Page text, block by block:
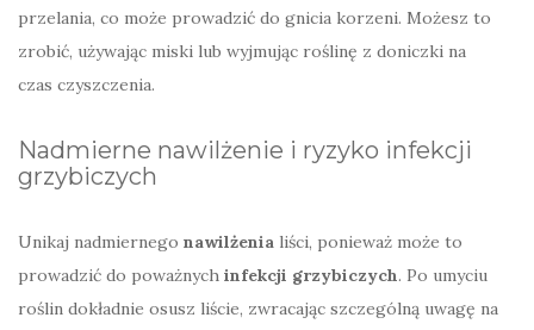
przelania, co może prowadzić do gnicia korzeni. Możesz to
zrobić, używając miski lub wyjmując roślinę z doniczki na
czas czyszczenia.
Nadmierne nawilżenie i ryzyko infekcji
grzybiczych
Unikaj nadmiernego nawilżenia liści, ponieważ może to
prowadzić do poważnych infekcji grzybiczych. Po umyciu
roślin dokładnie osusz liście, zwracając szczególną uwagę na